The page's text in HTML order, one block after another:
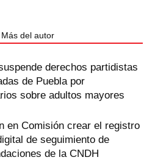
Más del autor
derechos partidistas
de Puebla por
sobre adultos mayores
en Comisión crear el registro
de seguimiento de
de la CNDH